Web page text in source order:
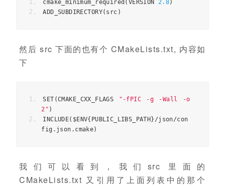
cmake_minimum_required ( VERSION 2.8)
ADD_SUBDIRECTORY( src )
然后 src 下面的也有个 CMakeLists.txt, 内容如
下
SET (CMAKE_CXX_FLAGS
"-fPIC -g -Wall -o
2" )
INCLUDE( $ENV{ PUBLIC_LIBS_PATH }/json/con
fig . json . cmake)
我们可以看到，我们src 里面的
CMakeLists.txt 又引用了上面列表中的那个